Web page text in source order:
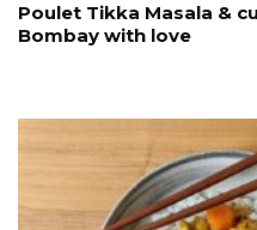
Poulet Tikka Masala &
Bombay with love